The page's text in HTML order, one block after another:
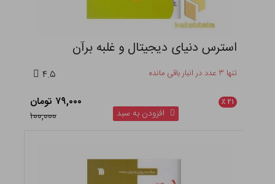
استرس دنیای دیجیتال و غلبه برآن
تنها ۳ عدد در انبار باقی مانده ۴.۵
۲۱ ٪
۷۹,۰۰۰ تومان
۱۰۰,۰۰۰
افزودن به سبد